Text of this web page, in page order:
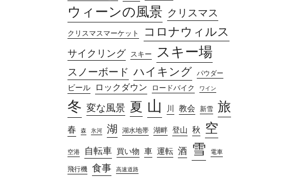
ウィーンの風景 クリスマス
クリスマスマーケット コロナウィルス
サイクリング スキー スキー場
スノーボード ハイキング パウダー
ビール ロックダウン ロードバイク ワイン
冬 変な風景 夏 山 川 教会 新雪 旅
春 森 氷河 湖 湖水地帯 湖畔 登山 秋 空
空港 自転車 買い物 車 運転 酒 雪 電車
飛行機 食事 高速道路